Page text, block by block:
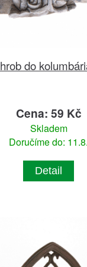
do
Cena: 59 Kč
Skladem
Doručíme do: 11.8.
Detail